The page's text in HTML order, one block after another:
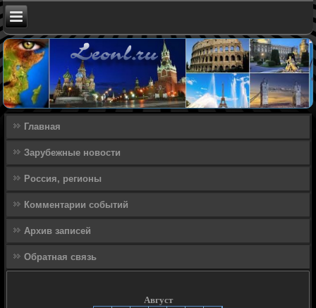
Главная
Зарубежные новости
Россия, регионы
Комментарии событий
Архив записей
Обратная связь
Август